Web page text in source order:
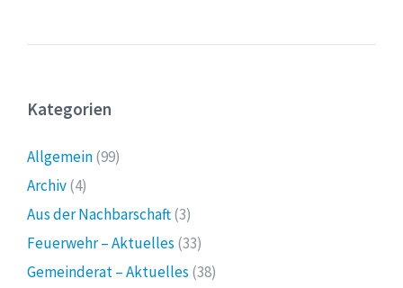
Kategorien
Allgemein(99)
Archiv(4)
Aus der Nachbarschaft(3)
Feuerwehr – Aktuelles (33)
Gemeinderat – Aktuelles (38)